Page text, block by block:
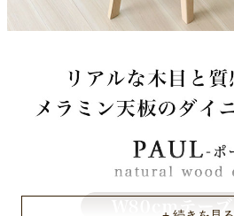
梱包サイズ
約17kg